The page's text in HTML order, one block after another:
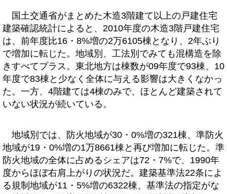
国土交通省がまとめた木造3階建て以上の戸建住宅
建築確認統計によると、2010年度の木造3階戸建住宅
は、前年度比16・8%増の2万6105棟となり、2年ぶり
で増加に転じた。地域別、工法別でみても混構造を除
きすべてプラス。東北地方は棟数が09年度で93棟、10
年度で83棟と少なく全体に与える影響は大きくなかっ
た。一方、4階建ては4棟のみで、ほとんど建築されて
いない状況が続いている。
地域別では、防火地域が30・0%増の321棟、準防火
地域が19・0%増の1万8661棟と再び増加に転じた。準
防火地域の全体に占めるシェアは72・7%で、1990年
度からほぼ右肩上がりの状況だ。建築基準法22条によ
る規制地域が11・5%増の6322棟、基準法の指定がな